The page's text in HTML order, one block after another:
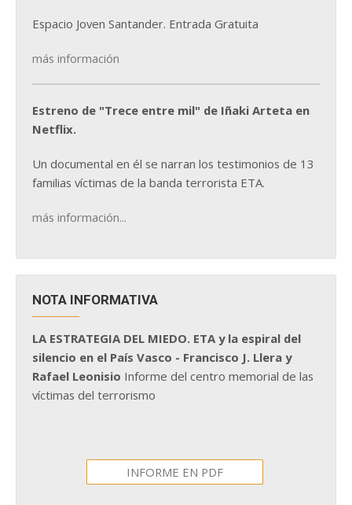
Espacio Joven Santander. Entrada Gratuita
más información
Estreno de "Trece entre mil" de Iñaki Arteta en
Netflix.
Un documental en él se narran los testimonios de 13
familias víctimas de la banda terrorista ETA.
más información...
NOTA INFORMATIVA
LA ESTRATEGIA DEL MIEDO. ETA y la espiral del
silencio en el País Vasco - Francisco J. Llera y
Rafael Leonisio Informe del centro memorial de las
víctimas del terrorismo
INFORME EN PDF